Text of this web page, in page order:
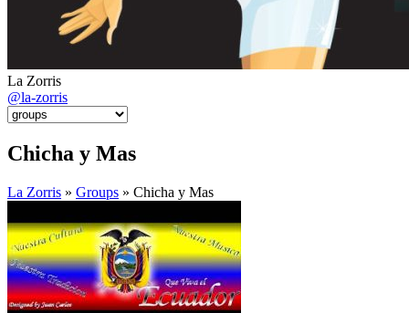
La Zorris
@la-zorris
Chicha y Mas
La Zorris » Groups » Chicha y Mas